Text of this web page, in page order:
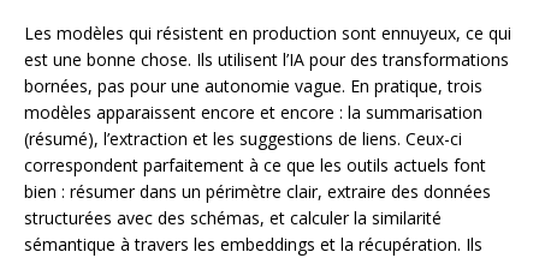
Les modèles qui résistent en production sont ennuyeux, ce qui
est une bonne chose. Ils utilisent l’IA pour des transformations
bornées, pas pour une autonomie vague. En pratique, trois
modèles apparaissent encore et encore : la summarisation
(résumé), l’extraction et les suggestions de liens. Ceux-ci
correspondent parfaitement à ce que les outils actuels font
bien : résumer dans un périmètre clair, extraire des données
structurées avec des schémas, et calculer la similarité
sémantique à travers les embeddings et la récupération. Ils